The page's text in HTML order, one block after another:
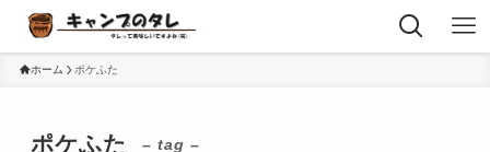
ホーム ポケふた
ポケふた – tag –